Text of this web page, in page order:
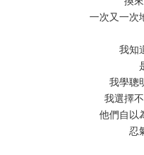
一次又一次
我知
我學聰
我選擇
他們自以
忍